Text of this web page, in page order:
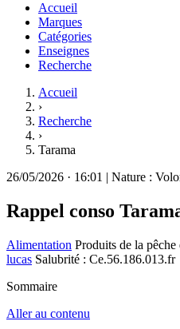
Accueil
Marques
Catégories
Enseignes
Recherche
Accueil
›
Recherche
›
Tarama
26/05/2026 · 16:01 | Nature :
Rappel conso
Alimentation Produits de la
lucas Salubrité : Ce.56.186.013.fr
Sommaire
Aller au contenu